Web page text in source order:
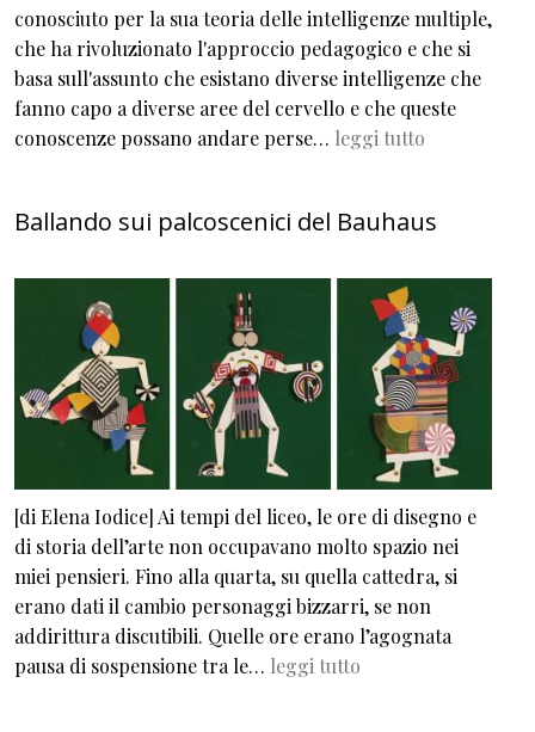
conosciuto per la sua teoria delle intelligenze multiple,
che ha rivoluzionato l'approccio pedagogico e che si
basa sull'assunto che esistano diverse intelligenze che
fanno capo a diverse aree del cervello e che queste
conoscenze possano andare perse… leggi tutto
Ballando sui palcoscenici del Bauhaus
[di Elena Iodice] Ai tempi del liceo, le ore di disegno e
di storia dell’arte non occupavano molto spazio nei
miei pensieri. Fino alla quarta, su quella cattedra, si
erano dati il cambio personaggi bizzarri, se non
addirittura discutibili. Quelle ore erano l’agognata
pausa di sospensione tra le… leggi tutto